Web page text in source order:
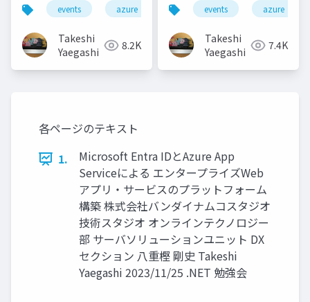
ービスのDevOps
events azure azure-container-apps
Takeshi
Yaegashi
8.2K
利用向けカスタマイズ
と運用
events azure
Takeshi
Yaegashi
7.4K
各ページのテキスト
1.
Microsoft Entra IDとAzure App
Serviceによる エンタープライズWeb
アプリ・サービスのプラットフォーム
構築 株式会社バンダイナムコスタジオ
技術スタジオ オンラインテクノロジー
部 サーバソリューションユニット DX
セクション 八重樫 剛史 Takeshi
Yaegashi 2023/11/25 .NET 勉強会